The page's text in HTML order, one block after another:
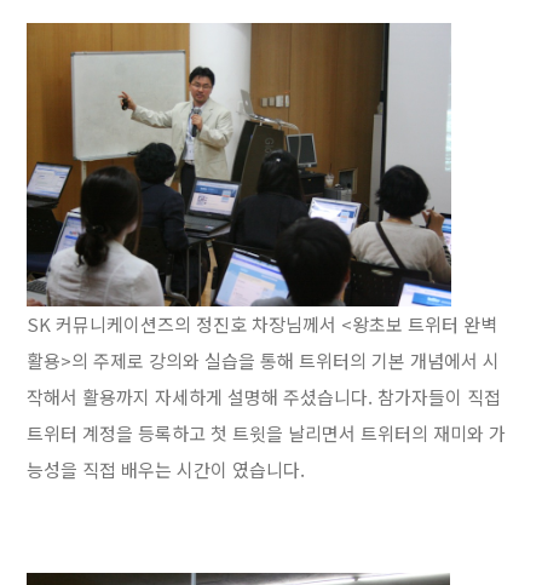
SK 커뮤니케이션즈의 정진호 차장님께서 <왕초보 트위터 완벽
활용>의 주제로 강의와 실습을 통해 트위터의 기본 개념에서 시
작해서 활용까지 자세하게 설명해 주셨습니다. 참가자들이 직접
트위터 계정을 등록하고 첫 트윗을 날리면서 트위터의 재미와 가
능성을 직접 배우는 시간이 였습니다.